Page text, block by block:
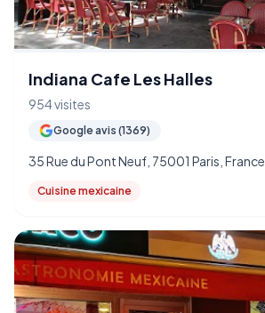
Indiana Cafe Les Halles
954 visites
Google avis (1369)
35 Rue du Pont Neuf, 75001 Paris, France
Cuisine mexicaine